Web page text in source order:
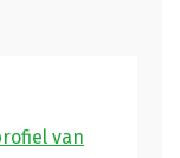
van